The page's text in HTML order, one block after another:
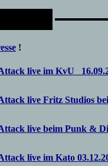
!
live im KvU
live Fritz Studios
live beim Punk &
live im Kato